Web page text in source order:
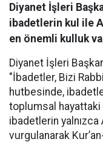
Diyanet İşleri
ibadetlerin kul ile
en önemli kulluk
Diyanet İşleri
"İbadetler, Bizi
hutbesinde,
toplumsal hayattaki
ibadetlerin yalnızca
vurgulanarak